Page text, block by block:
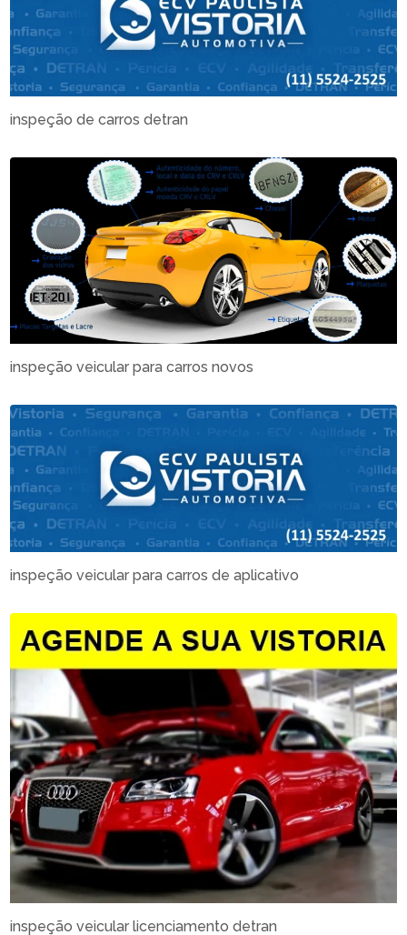
inspeção de carros detran
inspeção veicular para carros novos
inspeção veicular para carros de aplicativo
inspeção veicular licenciamento detran